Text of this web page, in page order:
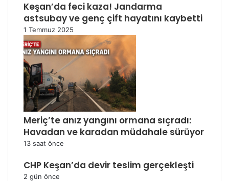
Keşan’da feci kaza! Jandarma
astsubay ve genç çift hayatını kaybetti
1 Temmuz 2025
Meriç’te anız yangını ormana sıçradı:
Havadan ve karadan müdahale sürüyor
13 saat önce
CHP Keşan’da devir teslim gerçekleşti
2 gün önce